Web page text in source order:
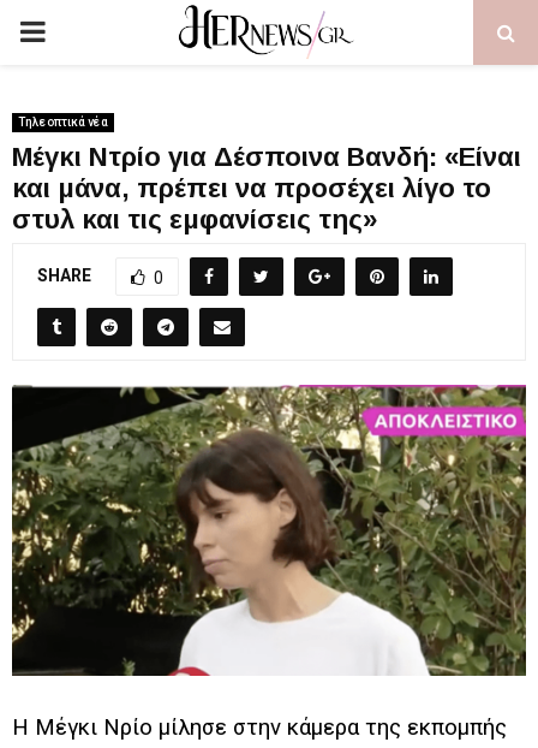
PRIMARY
Τηλεοπτικά νέα
Μέγκι Ντρίο για Δέσποινα Βανδή: «Είναι
και μάνα, πρέπει να προσέχει λίγο το
στυλ και τις εμφανίσεις της»
SHARE 0
Η Μέγκι Νρίο μίλησε στην κάμερα της εκπομπής